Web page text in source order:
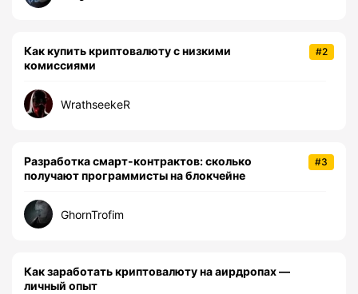
#2
Как купить криптовалюту с низкими
комиссиями
WrathseekeR
#3
Разработка смарт-контрактов: сколько
получают программисты на блокчейне
GhornTrofim
Как заработать криптовалюту на аирдропах —
личный опыт